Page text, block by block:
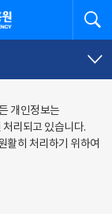
개인정보는
리되고 있습니다.
활히 처리하기 위하여